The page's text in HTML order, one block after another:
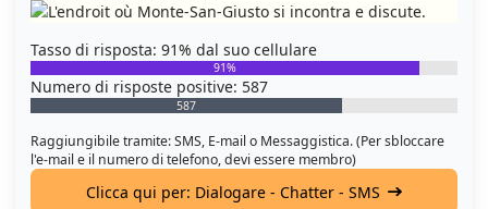
Tasso di risposta: 91% dal suo cellulare
91%
Numero di risposte positive: 587
587
Raggiungibile tramite: SMS, E-mail o Messaggistica. (Per sbloccare
l'e-mail e il numero di telefono, devi essere membro)
Clicca qui per: Dialogare - Chatter - SMS